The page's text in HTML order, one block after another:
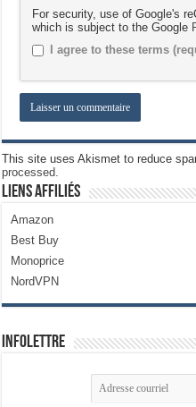
For security, use of Google's
which is subject to the Google
I agree to these terms
This site uses Akismet to reduce
processed.
Liens Affiliés
Amazon
Best Buy
Monoprice
NordVPN
Infolettre